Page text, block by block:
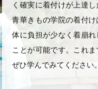
く確実に着付けが上達
青華きもの学院の着付
体に負担が少なく着崩
ことが可能です。これ
ぜひ学んでみてください。